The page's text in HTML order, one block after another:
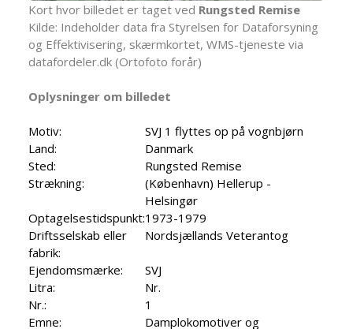
Kort hvor billedet er taget ved Rungsted Remise
Kilde: Indeholder data fra Styrelsen for Dataforsyning
og Effektivisering, skærmkortet, WMS-tjeneste via
datafordeler.dk (Ortofoto forår)
Oplysninger om billedet
Motiv:
SVJ 1 flyttes op på vognbjørn
Land:
Danmark
Sted:
Rungsted Remise
Strækning:
(København) Hellerup -
Helsingør
Optagelsestidspunkt:1973-1979
Driftsselskab eller
fabrik:
Nordsjællands Veterantog
Ejendomsmærke:
SVJ
Litra:
Nr.
Nr.:
1
Emne:
Damplokomotiver og